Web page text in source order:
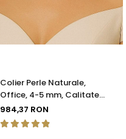
Colier Perle Naturale,
Office, 4-5 mm, Calitate
AAA, Aur 14K | KASKADDA®
984,37 RON